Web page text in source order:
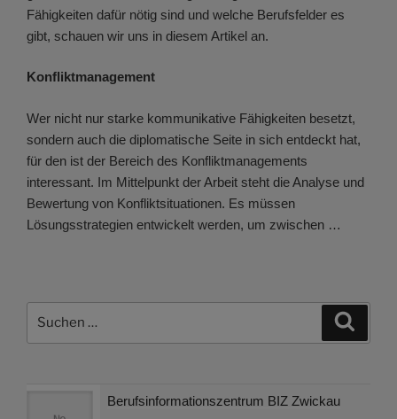
Fähigkeiten dafür nötig sind und welche Berufsfelder es
gibt, schauen wir uns in diesem Artikel an.
Konfliktmanagement
Wer nicht nur starke kommunikative Fähigkeiten besetzt,
sondern auch die diplomatische Seite in sich entdeckt hat,
für den ist der Bereich des Konfliktmanagements
interessant. Im Mittelpunkt der Arbeit steht die Analyse und
Bewertung von Konfliktsituationen. Es müssen
Lösungsstrategien entwickelt werden, um zwischen …
Berufsinformationszentrum BIZ Zwickau